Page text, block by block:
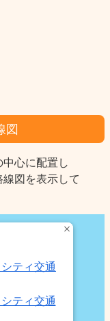
図
中心に配置し
線図を表示して
ティ交通
ティ交通